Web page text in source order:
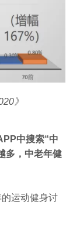
》
中搜索“中
多，中老年健
运动健身讨